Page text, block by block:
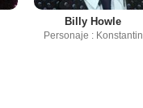
Billy Howle
Personaje : Konstantin